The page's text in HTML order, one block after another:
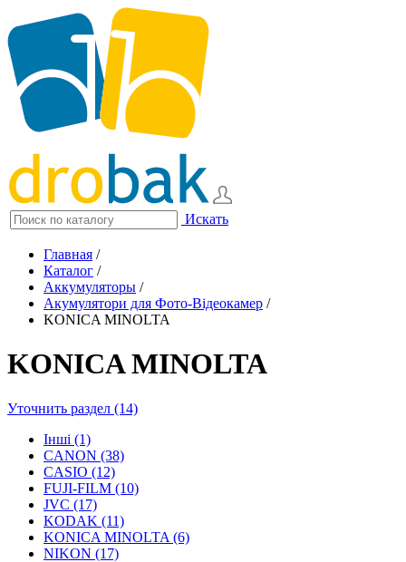
Искать
Главная /
Каталог /
Аккумуляторы /
Акумулятори для Фото-Відеокамер /
KONICA MINOLTA
KONICA MINOLTA
Уточнить раздел (14)
Інші (1)
CANON (38)
CASIO (12)
FUJI-FILM (10)
JVC (17)
KODAK (11)
KONICA MINOLTA (6)
NIKON (17)